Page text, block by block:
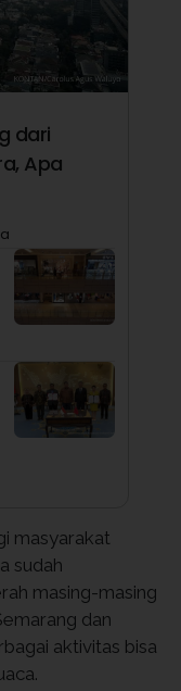
dari
Apa
masyarakat
sudah
masing-masing
dan
aktivitas bisa